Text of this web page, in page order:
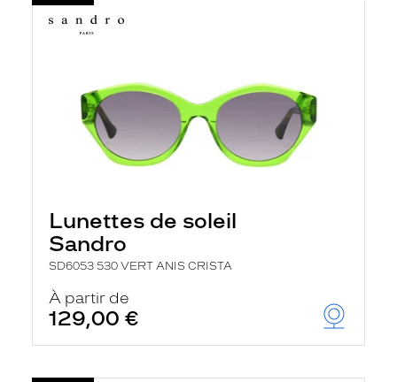
Lunettes de soleil
Sandro
SD6053 530 VERT ANIS CRISTA
À partir de
129,00 €